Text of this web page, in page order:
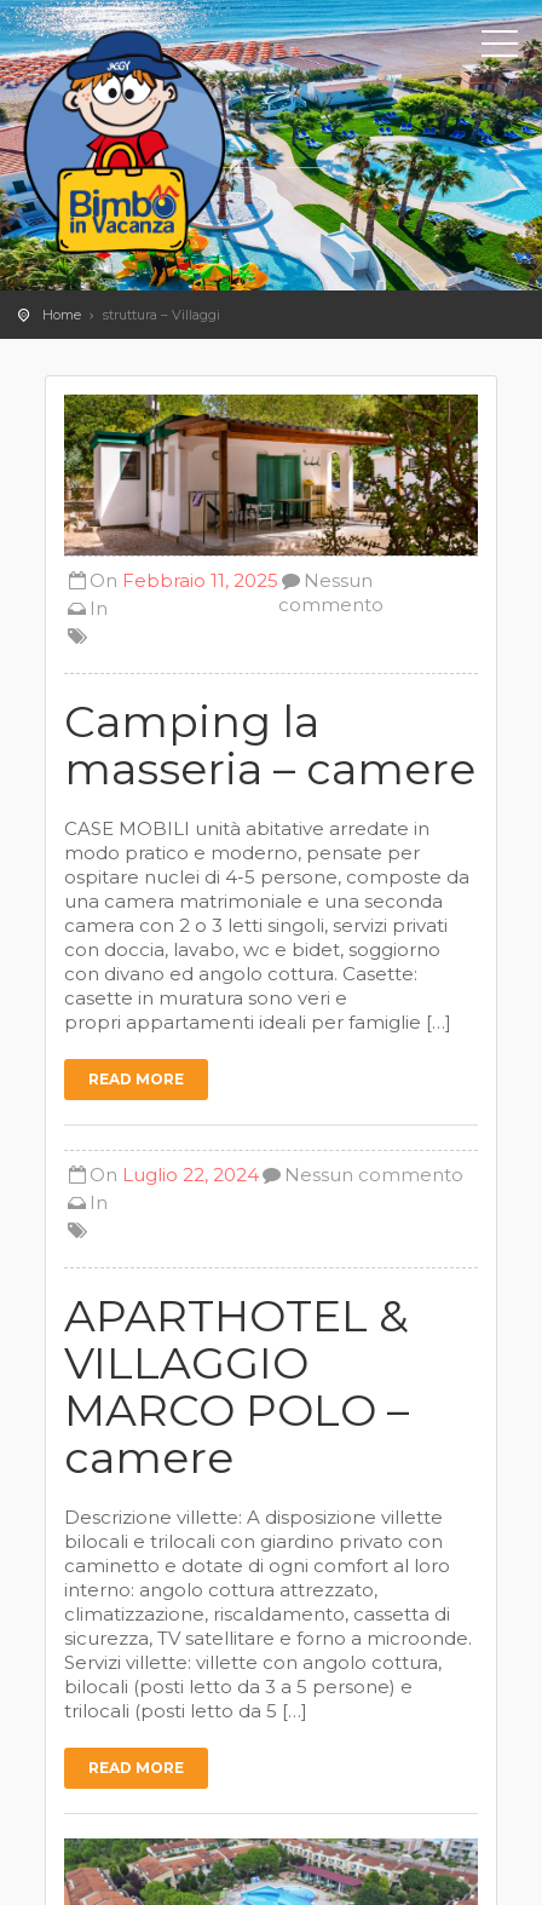
Home struttura – Villaggi
On Febbraio 11, 2025
In
Nessun
commento
Camping la
masseria – camere
CASE MOBILI unità abitative arredate in
modo pratico e moderno, pensate per
ospitare nuclei di 4-5 persone, composte da
una camera matrimoniale e una seconda
camera con 2 o 3 letti singoli, servizi privati
con doccia, lavabo, wc e bidet, soggiorno
con divano ed angolo cottura. Casette:
casette in muratura sono veri e
propri appartamenti ideali per famiglie […]
READ MORE
On Luglio 22, 2024
In
Nessun commento
APARTHOTEL &
VILLAGGIO
MARCO POLO –
camere
Descrizione villette: A disposizione villette
bilocali e trilocali con giardino privato con
caminetto e dotate di ogni comfort al loro
interno: angolo cottura attrezzato,
climatizzazione, riscaldamento, cassetta di
sicurezza, TV satellitare e forno a microonde.
Servizi villette: villette con angolo cottura,
bilocali (posti letto da 3 a 5 persone) e
trilocali (posti letto da 5 […]
READ MORE